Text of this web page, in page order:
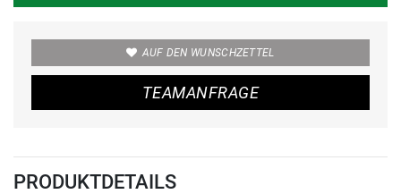
AUF DEN WUNSCHZETTEL
TEAMANFRAGE
PRODUKTDETAILS